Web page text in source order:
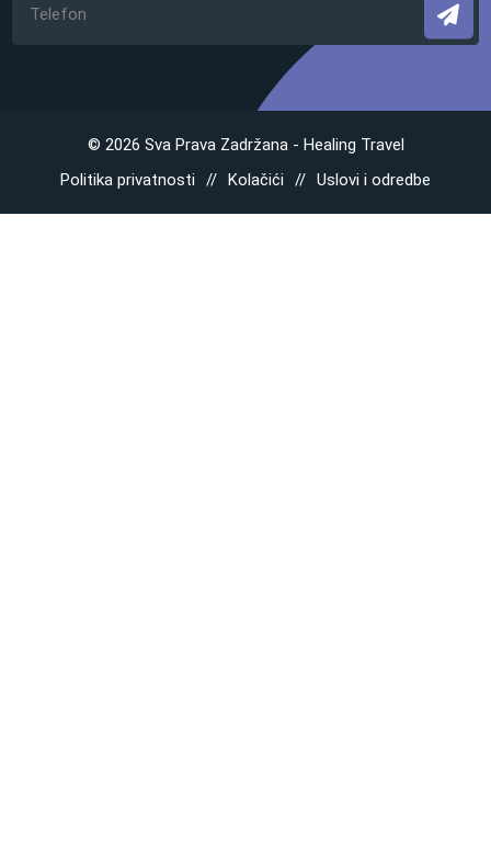
© 2026 Sva Prava Zadržana - Healing Travel
Politika privatnosti
Kolačići Uslovi i odredbe